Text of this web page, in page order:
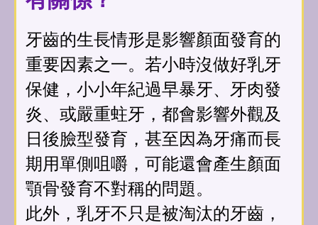
牙齒的生長情形是影響顏面發育的
重要因素之一。若小時沒做好乳牙
保健，小小年紀過早暴牙、牙肉發
炎、或嚴重蛀牙，都會影響外觀及
日後臉型發育，甚至因為牙痛而長
期用單側咀嚼，可能還會產生顏面
顎骨發育不對稱的問題。
此外，乳牙不只是被淘汰的牙齒，